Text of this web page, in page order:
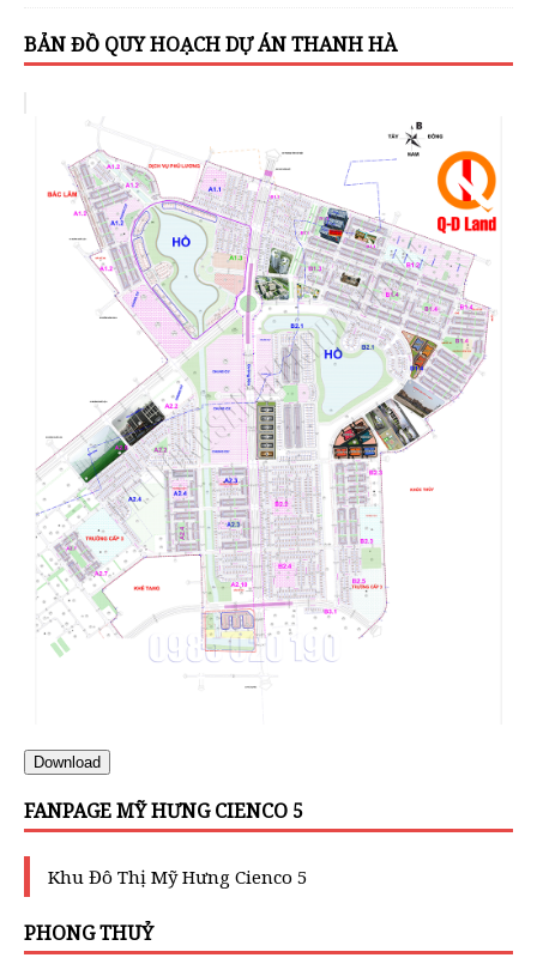
BẢN ĐỒ QUY HOẠCH DỰ ÁN THANH HÀ
Download
FANPAGE MỸ HƯNG CIENCO 5
Khu Đô Thị Mỹ Hưng Cienco 5
PHONG THUỶ